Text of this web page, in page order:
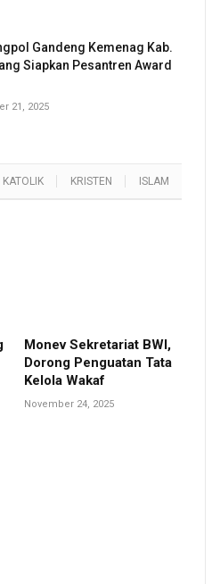
Gandeng Kemenag Kab.
Siapkan Pesantren Award
21, 2025
KATOLIK KRISTEN ISLAM
Monev Sekretariat BWI,
Dorong Penguatan Tata
Kelola Wakaf
November 24, 2025